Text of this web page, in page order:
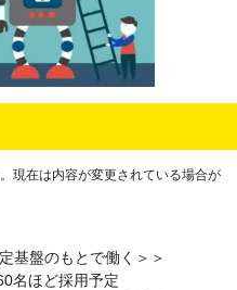
現在は内容が変更されている場合が
基盤のもとで働く＞＞
名ほど採用予定